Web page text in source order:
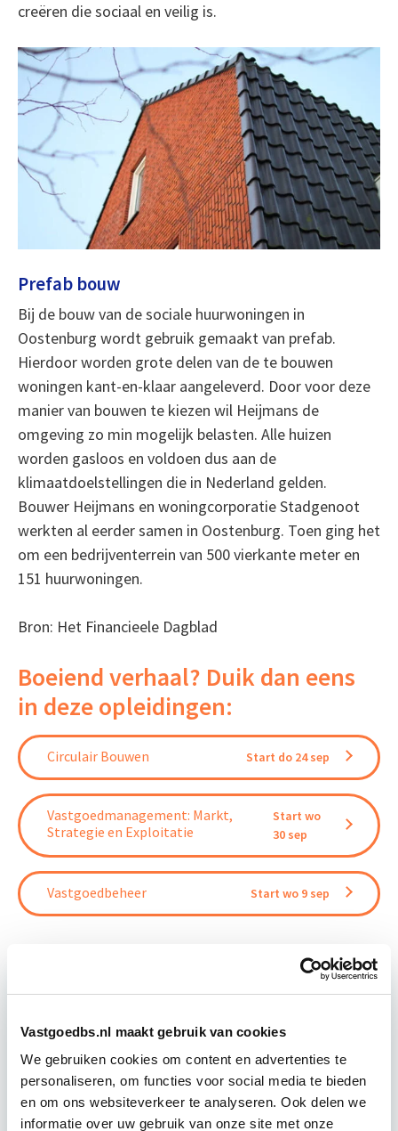
Vastgoedbs.nl maakt gebruik van cookies
We gebruiken cookies om content en advertenties te
personaliseren, om functies voor social media te bieden
en om ons websiteverkeer te analyseren. Ook delen we
informatie over uw gebruik van onze site met onze
creëren die sociaal en veilig is.
Prefab bouw
Bij de bouw van de sociale huurwoningen in
Oostenburg wordt gebruik gemaakt van prefab.
Hierdoor worden grote delen van de te bouwen
woningen kant-en-klaar aangeleverd. Door voor deze
manier van bouwen te kiezen wil Heijmans de
omgeving zo min mogelijk belasten. Alle huizen
worden gasloos en voldoen dus aan de
klimaatdoelstellingen die in Nederland gelden.
Bouwer Heijmans en woningcorporatie Stadgenoot
werkten al eerder samen in Oostenburg. Toen ging het
om een bedrijventerrein van 500 vierkante meter en
151 huurwoningen.
Bron: Het Financieele Dagblad
Boeiend verhaal? Duik dan eens
in deze opleidingen:
Circulair Bouwen Start do 24 sep
Vastgoedmanagement: Markt,
Strategie en Exploitatie
Start wo
30 sep
Vastgoedbeheer Start wo 9 sep
Business Case voor Vastgoed- &
Projectontwikkeling
Tijdens deze opleiding leer je om integraal